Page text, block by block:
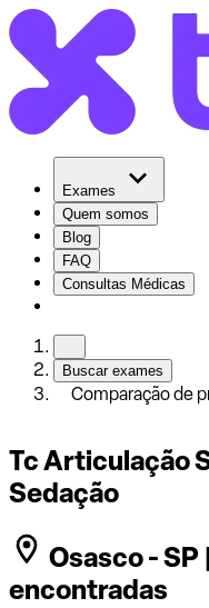
Exames
Quem somos
Blog
FAQ
Consultas Médicas
Buscar exames
Comparação de
Tc Articulação
Sedação
Osasco - SP
encontradas